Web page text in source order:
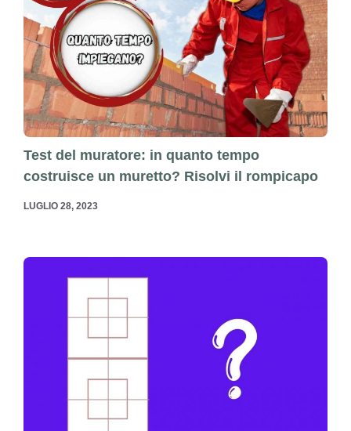
Test del muratore: in quanto tempo
costruisce un muretto? Risolvi il rompicapo
LUGLIO 28, 2023